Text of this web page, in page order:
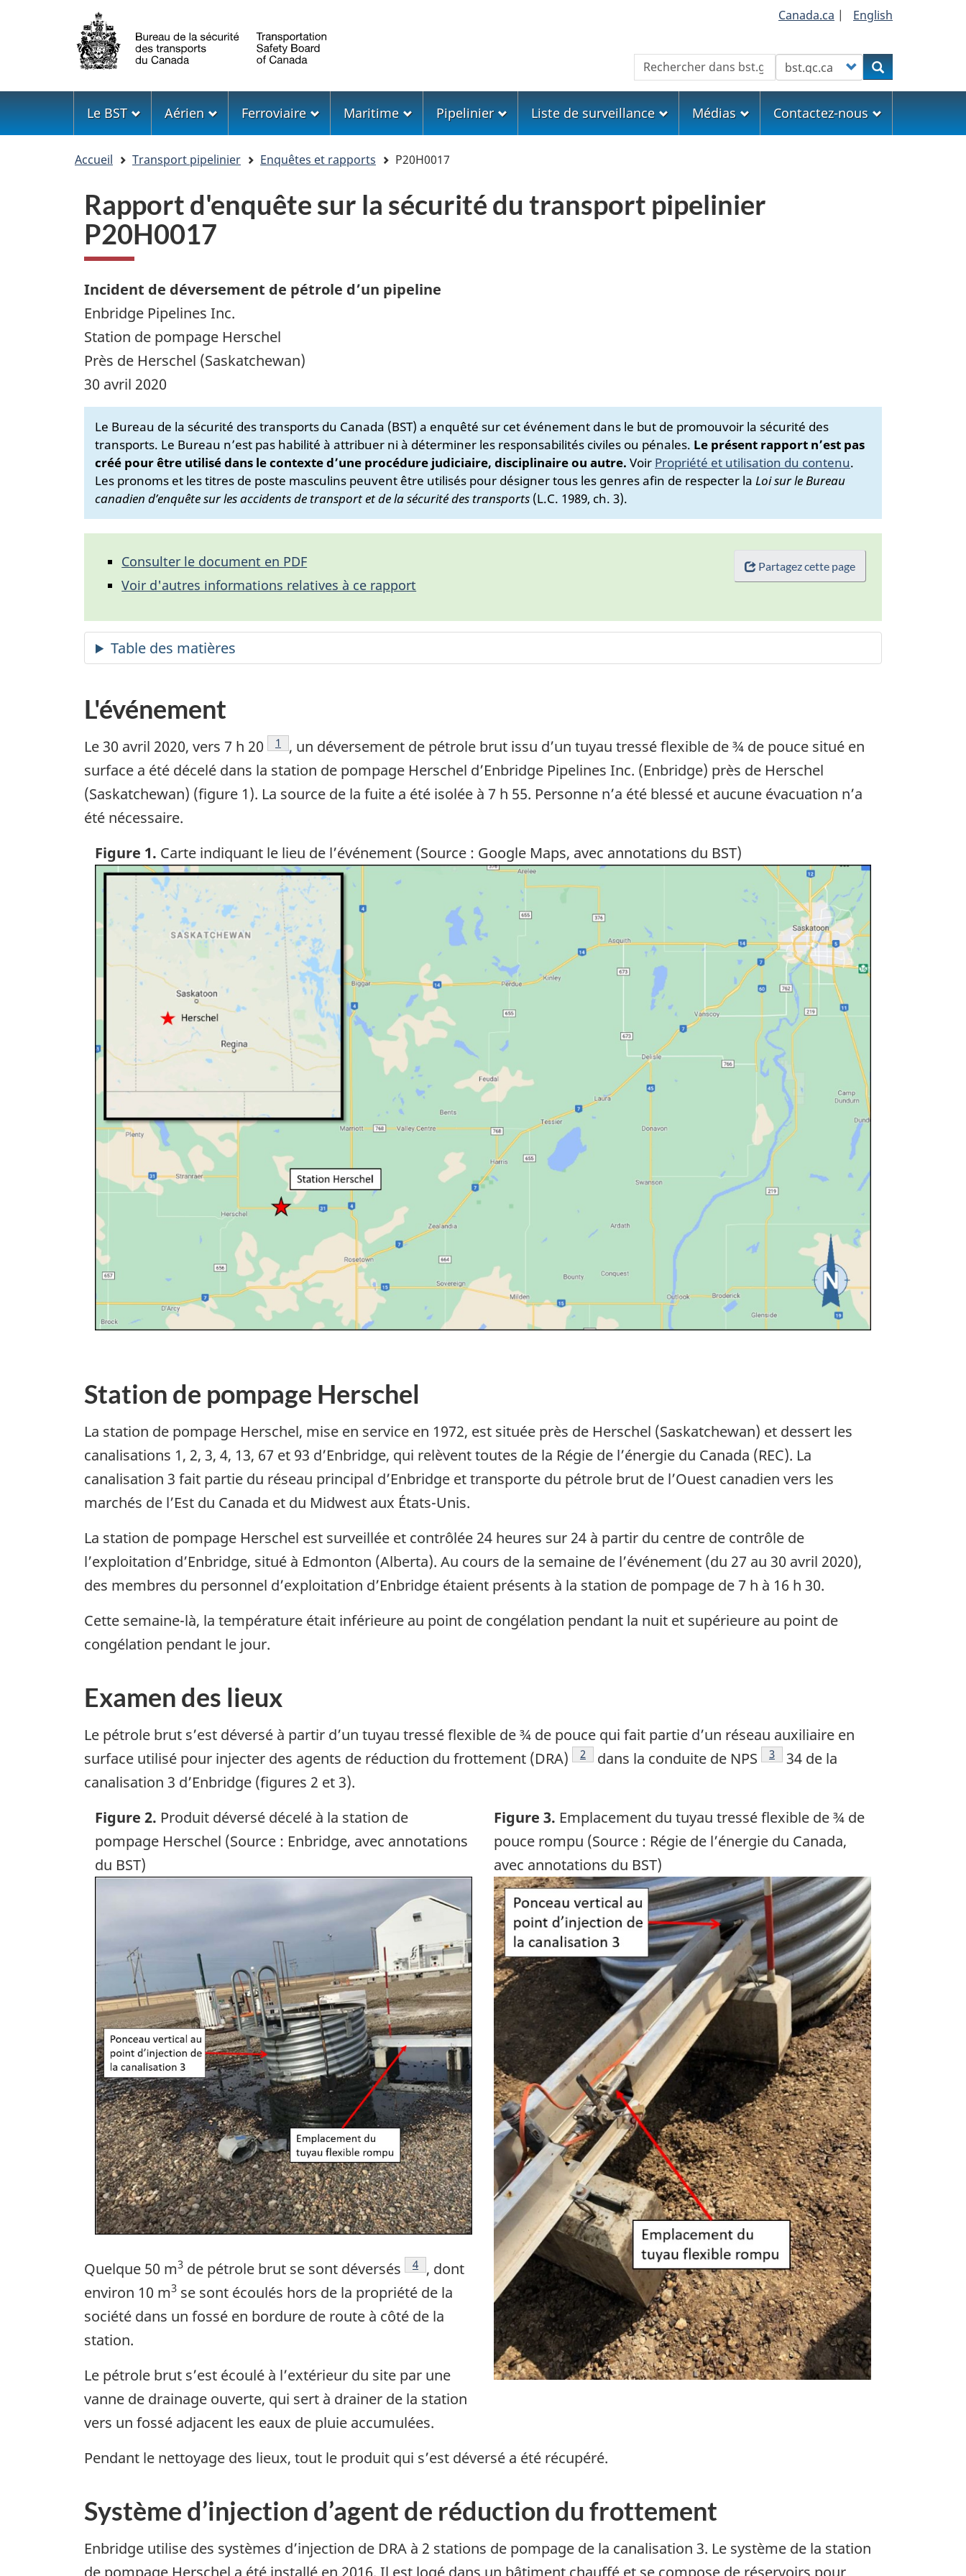
Sélection
de
la
langue
Canada.ca | English
Rechercher Customize your searchRechercher
Menu
Le BST Aérien Ferroviaire Maritime Pipelinier Liste de surveillance Médias Contactez-nous
Accueil Transport pipelinier Enquêtes et rapports P20H0017
Rapport d'enquête sur la sécurité du transport pipelinier
P20H0017
Incident de déversement de pétrole d’un pipeline
Enbridge Pipelines Inc.
Station de pompage Herschel
Près de Herschel (Saskatchewan)
30 avril 2020
Le Bureau de la sécurité des transports du Canada (BST) a enquêté sur cet événement dans le but de promouvoir la sécurité des
transports. Le Bureau n’est pas habilité à attribuer ni à déterminer les responsabilités civiles ou pénales. Le présent rapport n’est pas
créé pour être utilisé dans le contexte d’une procédure judiciaire, disciplinaire ou autre. Voir Propriété et utilisation du contenu.
Les pronoms et les titres de poste masculins peuvent être utilisés pour désigner tous les genres afin de respecter la Loi sur le Bureau
canadien d’enquête sur les accidents de transport et de la sécurité des transports (L.C. 1989, ch. 3).
Partagez cette page
Consulter le document en PDF
Voir d'autres informations relatives à ce rapport
L'événement
Le 30 avril 2020, vers 7 h 20 Note de bas de page
1
, un déversement de pétrole brut issu d’un tuyau tressé flexible de ¾ de pouce situé en
surface a été décelé dans la station de pompage Herschel d’Enbridge Pipelines Inc. (Enbridge) près de Herschel
(Saskatchewan) (figure 1). La source de la fuite a été isolée à 7 h 55. Personne n’a été blessé et aucune évacuation n’a
été nécessaire.
Figure 1. Carte indiquant le lieu de l’événement (Source : Google Maps, avec annotations du BST)
Image
Station de pompage Herschel
La station de pompage Herschel, mise en service en 1972, est située près de Herschel (Saskatchewan) et dessert les
canalisations 1, 2, 3, 4, 13, 67 et 93 d’Enbridge, qui relèvent toutes de la Régie de l’énergie du Canada (REC). La
canalisation 3 fait partie du réseau principal d’Enbridge et transporte du pétrole brut de l’Ouest canadien vers les
marchés de l’Est du Canada et du Midwest aux États-Unis.
La station de pompage Herschel est surveillée et contrôlée 24 heures sur 24 à partir du centre de contrôle de
l’exploitation d’Enbridge, situé à Edmonton (Alberta). Au cours de la semaine de l’événement (du 27 au 30 avril 2020),
des membres du personnel d’exploitation d’Enbridge étaient présents à la station de pompage de 7 h à 16 h 30.
Cette semaine-là, la température était inférieure au point de congélation pendant la nuit et supérieure au point de
congélation pendant le jour.
Examen des lieux
Le pétrole brut s’est déversé à partir d’un tuyau tressé flexible de ¾ de pouce qui fait partie d’un réseau auxiliaire en
surface utilisé pour injecter des agents de réduction du frottement (DRA)
Note de bas de page
2 dans la conduite de NPS Note de bas de page
3
34 de la
canalisation 3 d’Enbridge (figures 2 et 3).
Figure 2. Produit déversé décelé à la station de
pompage Herschel (Source : Enbridge, avec annotations
du BST)
Figure 3. Emplacement du tuyau tressé flexible de ¾ de
pouce rompu (Source : Régie de l’énergie du Canada,
avec annotations du BST)
Image
Quelque 50 m3 de pétrole brut se sont déversés Note de bas de page
4 , dont
environ 10 m3 se sont écoulés hors de la propriété de la
société dans un fossé en bordure de route à côté de la
station.
Le pétrole brut s’est écoulé à l’extérieur du site par une
vanne de drainage ouverte, qui sert à drainer de la station
vers un fossé adjacent les eaux de pluie accumulées.
Pendant le nettoyage des lieux, tout le produit qui s’est déversé a été récupéré.
Système d’injection d’agent de réduction du frottement
Enbridge utilise des systèmes d’injection de DRA à 2 stations de pompage de la canalisation 3. Le système de la station
de pompage Herschel a été installé en 2016. Il est logé dans un bâtiment chauffé et se compose de réservoirs pour